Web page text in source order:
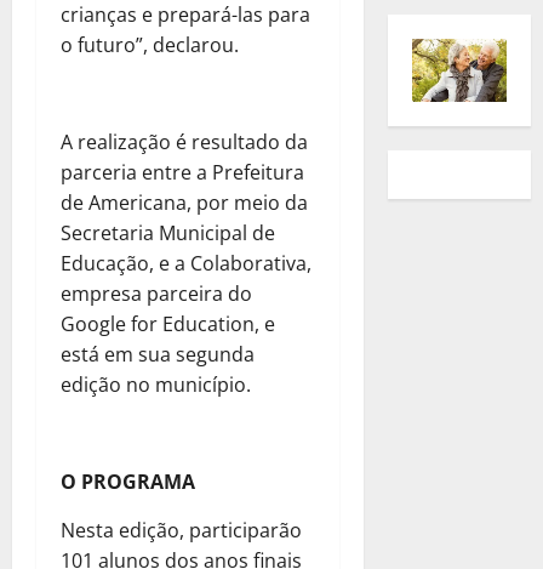
crianças e prepará-las para
o futuro”, declarou.
A realização é resultado da
parceria entre a Prefeitura
de Americana, por meio da
Secretaria Municipal de
Educação, e a Colaborativa,
empresa parceira do
Google for Education, e
está em sua segunda
edição no município.
O PROGRAMA
Nesta edição, participarão
101 alunos dos anos finais